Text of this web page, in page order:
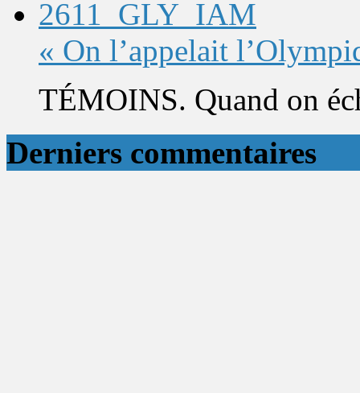
« On l’appelait
TÉMOINS. Quand on
Derniers commentaires